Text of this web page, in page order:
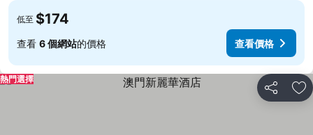
低至 $174
查看 6 個網站的價格 查看價格
分享 放
熱門選擇